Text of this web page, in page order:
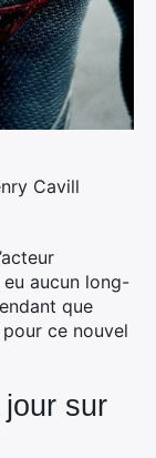
Cavill
eu aucun long-
que
ce nouvel
sur